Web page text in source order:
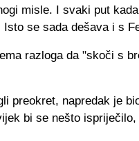
misle. I svaki put
se sada dešava i s
razloga da "skoči s
preokret, napredak je
bi se nešto